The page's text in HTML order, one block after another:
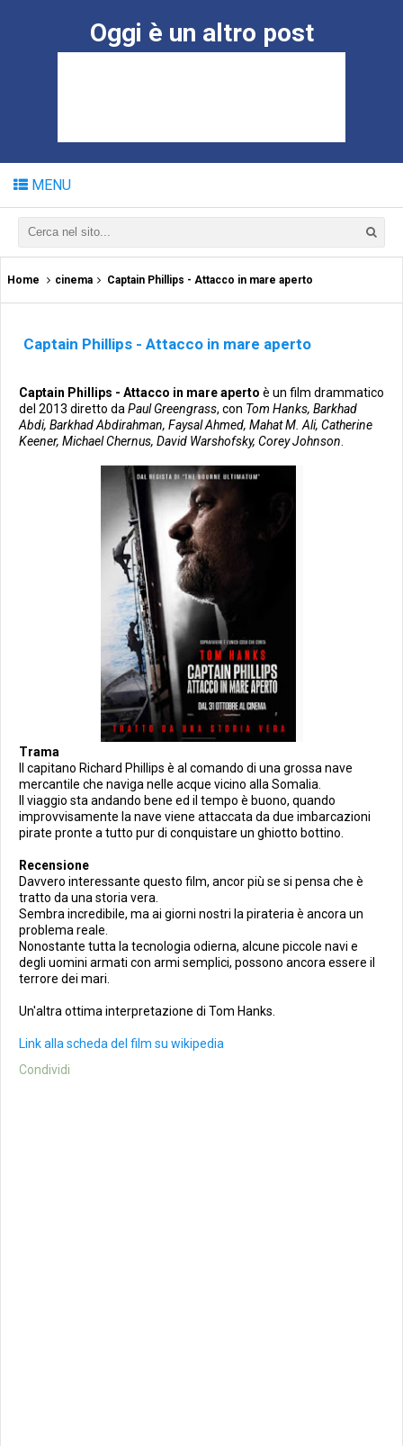
Oggi è un altro post
MENU
Home cinema Captain Phillips - Attacco in mare aperto
Captain Phillips - Attacco in mare aperto
Captain Phillips - Attacco in mare aperto è un film drammatico
del 2013 diretto da Paul Greengrass, con Tom Hanks, Barkhad
Abdi, Barkhad Abdirahman, Faysal Ahmed, Mahat M. Ali, Catherine
Keener, Michael Chernus, David Warshofsky, Corey Johnson
Trama
Il capitano Richard Phillips è al comando di una grossa nave
mercantile che naviga nelle acque vicino alla Somalia.
Il viaggio sta andando bene ed il tempo è buono, quando
improvvisamente la nave viene attaccata da due imbarcazioni
pirate pronte a tutto pur di conquistare un ghiotto bottino.
Recensione
Davvero interessante questo film, ancor più se si pensa che è
tratto da una storia vera.
Sembra incredibile, ma ai giorni nostri la pirateria è ancora un
problema reale.
Nonostante tutta la tecnologia odierna, alcune piccole navi e
degli uomini armati con armi semplici, possono ancora essere il
terrore dei mari.
Un'altra ottima interpretazione di Tom Hanks.
Link alla scheda del film su wikipedia
Condividi